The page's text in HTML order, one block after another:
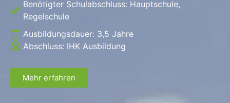
Benötigter Schulabschluss: Hauptschule,
Regelschule
Ausbildungsdauer: 3,5 Jahre
Abschluss: IHK Ausbildung
Mehr erfahren